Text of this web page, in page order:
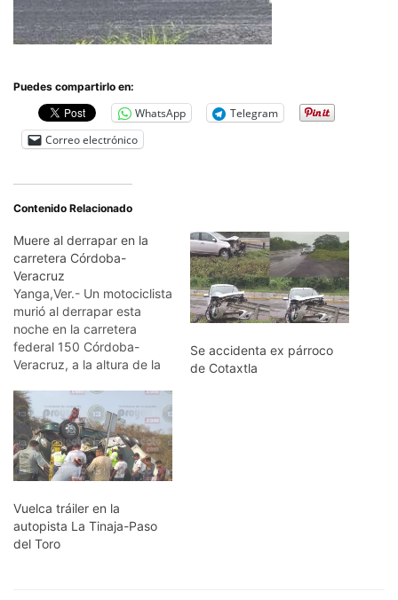
Puedes compartirlo en:
WhatsApp
Telegram
Correo electrónico
Contenido Relacionado
Muere al derrapar en la
carretera Córdoba-
Veracruz
Yanga,Ver.- Un motociclista
murió al derrapar esta
noche en la carretera
federal 150 Córdoba-
Veracruz, a la altura de la
accidente movilizó a
paramédicos del grupo
Sirena, así como a personal
de Protección Civil y
autoridades policíacas. Los
alrededor de las 20:00
horas, cuando…
Se accidenta ex párroco
de Cotaxtla
Vuelca tráiler en la
autopista La Tinaja-Paso
del Toro